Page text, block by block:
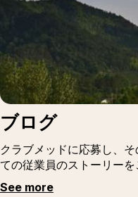
ブログ
クラブメッドに応募し、
ての従業員のストーリーを
See more